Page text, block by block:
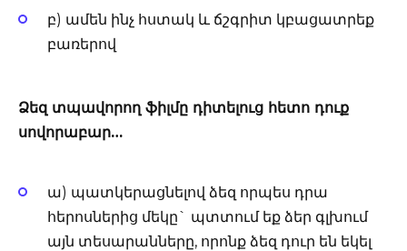
բ) ամեն ինչ հստակ և ճշգրիտ կբացատրեք
բառերով
Ձեզ տպավորող ֆիլմը դիտելուց հետո դուք
սովորաբար…
ա) պատկերացնելով ձեզ որպես դրա
հերոսներից մեկը` պտտում եք ձեր գլխում
այն տեսարանները, որոնք ձեզ դուր են եկել